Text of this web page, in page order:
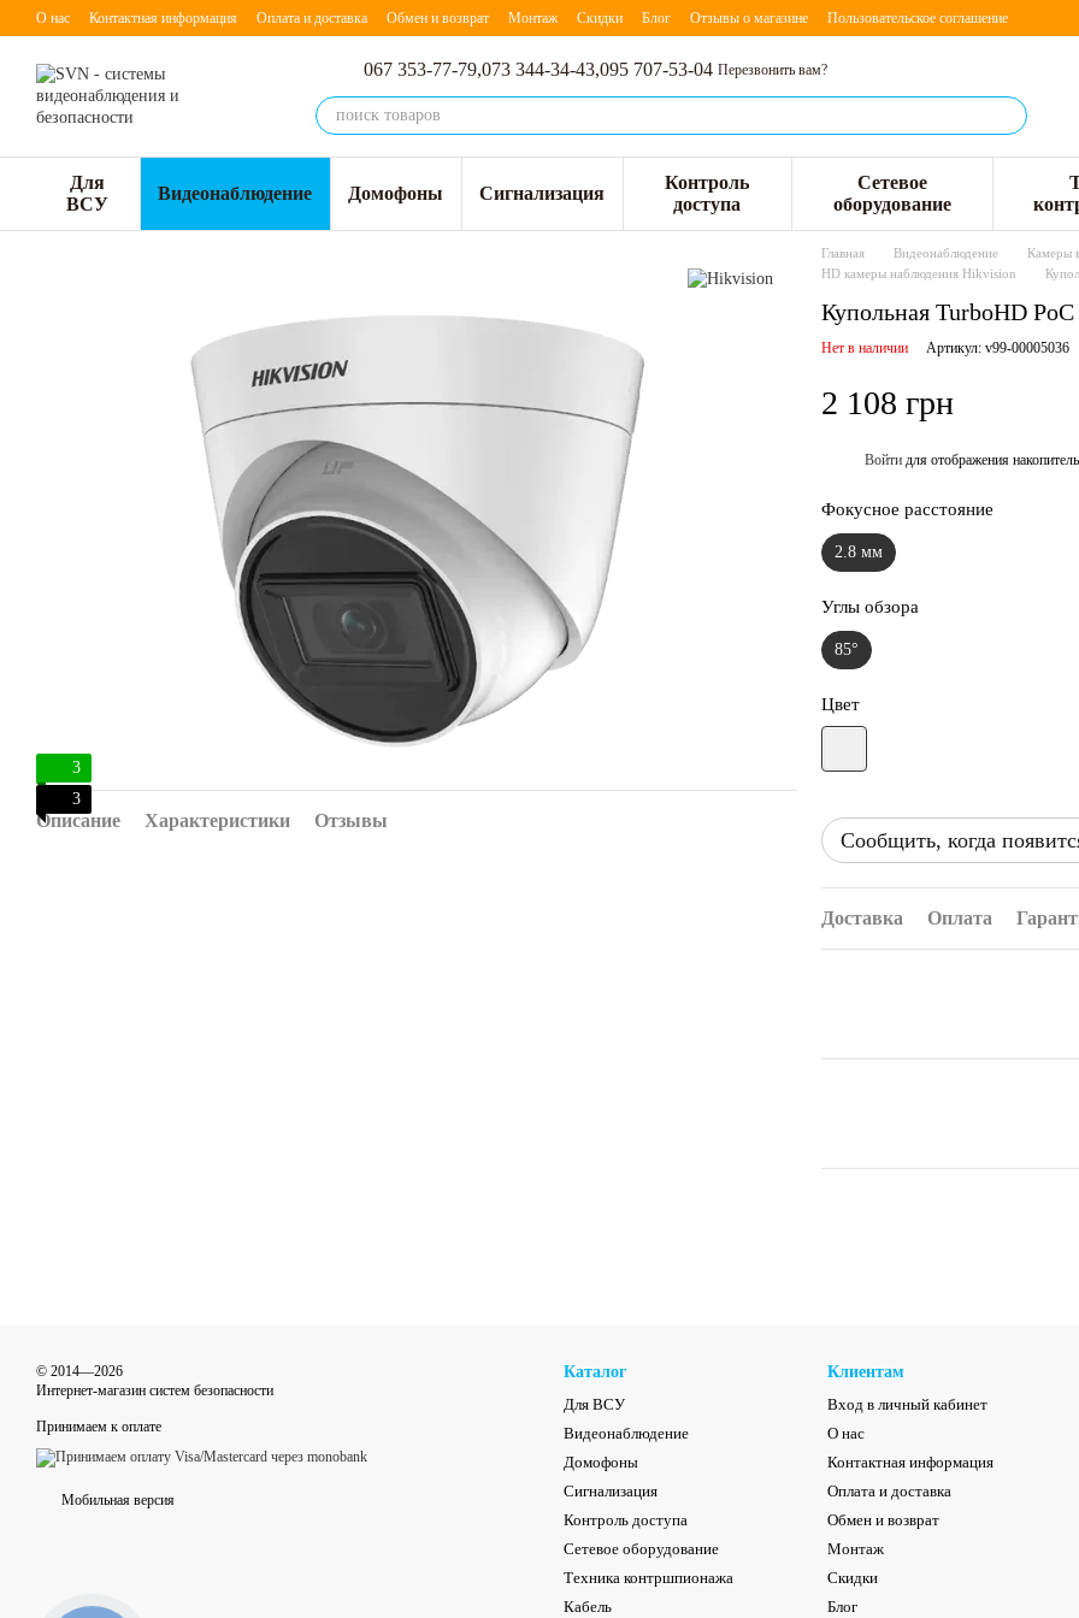
Перейти к основному контенту
О нас Контактная информация Оплата и доставка Обмен и возврат Монтаж Скидки Блог Отзывы о магазине Пользовательское соглашение
067 353-77-79,073 344-34-43,095 707-53-04 Перезвонить вам?
Для
ВСУ
Видеонаблюдение Домофоны Сигнализация
Контроль
доступа
Сетевое
оборудование
3
3
Описание Характеристики Отзывы
Главная Видеонаблюдение
Камеры
HD камеры наблюдения Hikvision
Купольная TurboHD
Нет в наличии Артикул: v99-00005036
2 108 грн
Войти для отображения
Фокусное расстояние
2.8 мм
Углы обзора
85°
Цвет
Сообщить, когда
Доставка Оплата
© 2014—2026
Интернет-магазин систем безопасности
Принимаем к оплате
Мобильная версия
Каталог
Для ВСУ
Видеонаблюдение
Домофоны
Сигнализация
Контроль доступа
Сетевое оборудование
Техника контршпионажа
Кабель
Клиентам
Вход в личный кабинет
О нас
Контактная информация
Оплата и доставка
Обмен и возврат
Монтаж
Скидки
Блог